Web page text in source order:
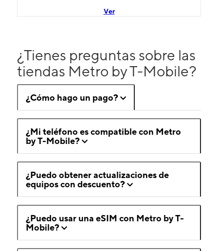
Ver
¿Tienes preguntas sobre las
tiendas Metro by T-Mobile?
¿Cómo hago un pago?
¿Mi teléfono es compatible con Metro
by T-Mobile?
¿Puedo obtener actualizaciones de
equipos con descuento?
¿Puedo usar una eSIM con Metro by T-
Mobile?